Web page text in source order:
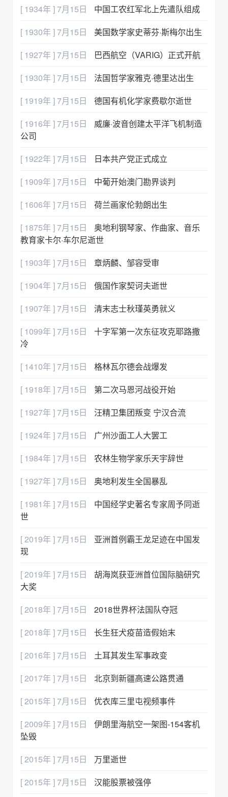
[ 1934年 ] 7月15日
中国工农红军北上先遣队组成
[ 1930年 ] 7月15日
美国数学家史蒂芬·斯梅尔出生
[ 1927年 ] 7月15日
巴西航空（VARIG）正式开航
[ 1930年 ] 7月15日
法国哲学家雅克·德里达出生
[ 1919年 ] 7月15日
德国有机化学家费歇尔逝世
[ 1916年 ] 7月15日
威廉·波音创建太平洋飞机制造
公司
[ 1922年 ] 7月15日
日本共产党正式成立
[ 1909年 ] 7月15日
中葡开始澳门勘界谈判
[ 1606年 ] 7月15日
荷兰画家伦勃朗出生
[ 1875年 ] 7月15日
奥地利钢琴家、作曲家、音乐
教育家卡尔·车尔尼逝世
[ 1903年 ] 7月15日
章炳麟、邹容受审
[ 1904年 ] 7月15日
俄国作家契诃夫逝世
[ 1907年 ] 7月15日
清末志士秋瑾英勇就义
[ 1099年 ] 7月15日
十字军第一次东征攻克耶路撒
冷
[ 1410年 ] 7月15日
格林瓦尔德会战爆发
[ 1918年 ] 7月15日
第二次马恩河战役开始
[ 1927年 ] 7月15日
汪精卫集团叛变 宁汉合流
[ 1924年 ] 7月15日
广州沙面工人大罢工
[ 1984年 ] 7月15日
农林生物学家乐天宇辞世
[ 1927年 ] 7月15日
奥地利发生全国暴乱
[ 1981年 ] 7月15日
中国经学史著名专家周予同逝
世
[ 2019年 ] 7月15日
亚洲首例霸王龙足迹在中国发
现
[ 2019年 ] 7月15日
胡海岚获亚洲首位国际脑研究
大奖
[ 2018年 ] 7月15日
2018世界杯法国队夺冠
[ 2018年 ] 7月15日
长生狂犬疫苗造假始末
[ 2016年 ] 7月15日
土耳其发生军事政变
[ 2017年 ] 7月15日
北京到新疆高速公路贯通
[ 2015年 ] 7月15日
优衣库三里屯视频事件
[ 2009年 ] 7月15日
伊朗里海航空一架图-154客机
坠毁
[ 2015年 ] 7月15日
万里逝世
[ 2015年 ] 7月15日
汉能股票被强停